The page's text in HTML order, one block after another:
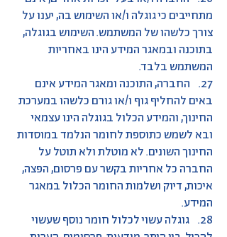
מתחייבים כי גוגלה ו/או השימוש בה, יענו על
צורך כלשהו של המשתמש. השימוש בגוגלה,
בתוכנה ובמאגר המידע הינו באחריות
המשתמש בלבד.
27. החברה, התוכנה ומאגר המידע אינם
באים להחליף גוף ו/או גורם כלשהו במערכת
החינוך, והמידע הכלול בגוגלה הינו עצמאי
ובא לשמש כתוספת לחומר הנלמד במוסדות
החינוך השונים. לא מוטלת ולא תוטל על
החברה כל אחריות בקשר עם פרסום, הפצה,
איכות, דיוק ושלמות החומר הכלול במאגר
המידע.
28. גוגלה עשוי לכלול חומר נוסף שעשוי